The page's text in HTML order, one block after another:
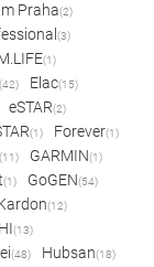
Praha(2)
(3)
(1)
(42) Elac(15)
eSTAR(2)
(1) Forever(1)
(11) GARMIN(1)
(1) GoGEN(54)
(12)
(13)
(48) Hubsan(18)